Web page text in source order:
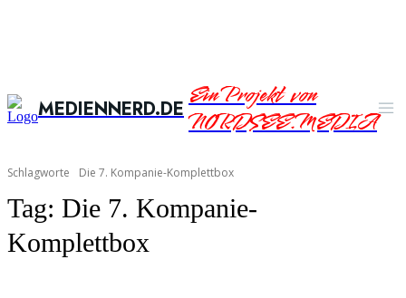
MEDIENNERD.DEEin Projekt von
NORDSEE.MEDIA
Schlagworte Die 7. Kompanie-Komplettbox
Tag: Die 7. Kompanie-
Komplettbox